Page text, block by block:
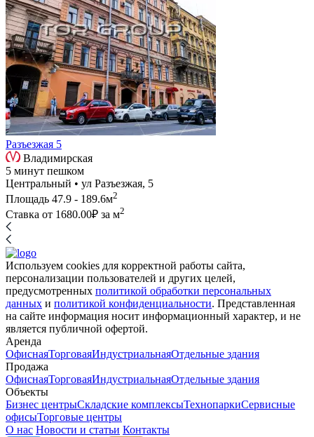
Разъезжая 5
Владимирская
5 минут пешком
Центральный • ул Разъезжая, 5
Площадь 47.9 - 189.6м2
Ставка от 1680.00₽ за м2
Используем cookies для корректной работы сайта,
персонализации пользователей и других целей,
предусмотренных политикой обработки персональных
данных и политикой конфиденциальности. Представленная
на сайте информация носит информационный характер, и не
является публичной офертой.
Аренда
ОфиснаяТорговаяИндустриальнаяОтдельные здания
Продажа
ОфиснаяТорговаяИндустриальнаяОтдельные здания
Объекты
Бизнес центрыСкладские комплексыТехнопаркиСервисные
офисыТорговые центры
О нас Новости и статьи Контакты